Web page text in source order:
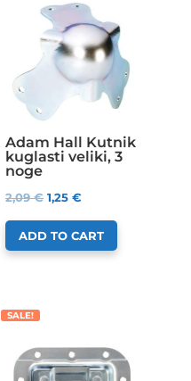
Adam Hall Kutnik
kuglasti veliki, 3
noge
2,09€ 1,25 €
ADD TO CART
SALE!